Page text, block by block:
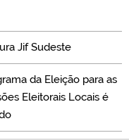
Jif Sudeste
da Eleição para as
Eleitorais Locais é